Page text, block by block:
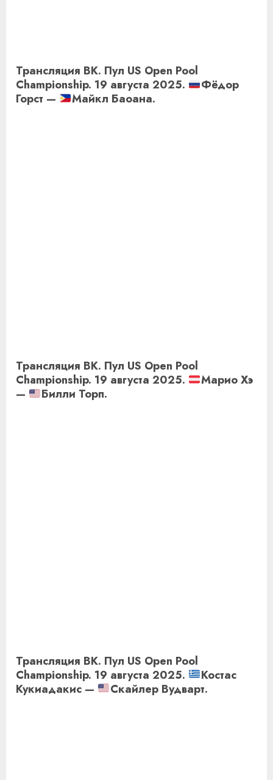
Трансляция ВК. Пул US Open Pool
Championship. 19 августа 2025.
Фёдор
Горст —
Майкл Баоана.
Трансляция ВК. Пул US Open Pool
Championship. 19 августа 2025.
Марио Хэ
—
Билли Торп.
Трансляция ВК. Пул US Open Pool
Championship. 19 августа 2025.
Костас
Кукиадакис —
Скайлер Вудварт.